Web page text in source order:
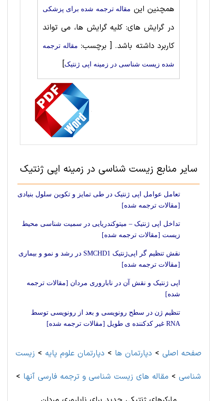
همچنین این مقاله ترجمه شده برای پزشکی
در گرایش های: کلیه گرایش ها، می تواند
کاربرد داشته باشد.[ برچسب: مقاله ترجمه
شده زیست شناسی در زمینه اپی ژنتیک]
سایر منابع زیست شناسی در زمینه اپی ژنتیک
تعامل عوامل اپی ژنتیک در طی تمایز و تکوین سلول بنیادی
[مقالات ترجمه شده]
تداخل اپی ژنتیک – میتوکندریایی در سمیت شناسی محیط
زیست [مقالات ترجمه شده]
نقش تنظیم گر اپی‌ژنتیک SMCHD1 در رشد و نمو و بیماری
[مقالات ترجمه شده]
اپی ژنتیک و نقش آن در ناباروری مردان [مقالات ترجمه
شده]
تنظیم ژن در سطح رونویسی و بعد از رونویسی توسط
RNA غیر کدکننده ی طویل [مقالات ترجمه شده]
صفحه اصلی > دپارتمان ها > دپارتمان علوم پايه > زیست
شناسی > مقاله های زیست شناسی و ترجمه فارسی آنها >